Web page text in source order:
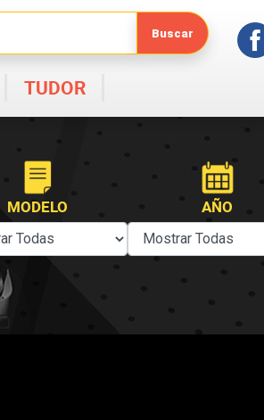
TUDOR
MODELO AÑO